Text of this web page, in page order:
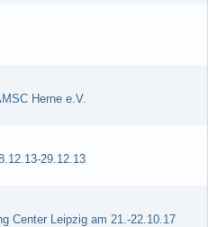
Herne e.V.
29.12.13
Center Leipzig am 21.-22.10.17